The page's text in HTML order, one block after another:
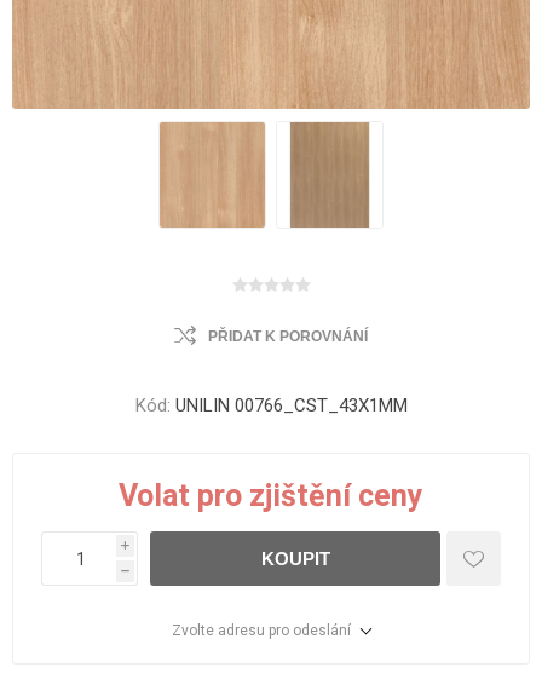
PŘIDAT K POROVNÁNÍ
Kód: UNILIN 00766_CST_43X1MM
Volat pro zjištění ceny
i
h
KOUPIT
Zvolte adresu pro odeslání